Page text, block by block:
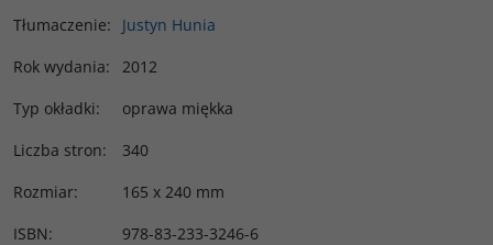
Tłumaczenie:
Justyn Hunia
Rok wydania:
2012
Typ okładki:
oprawa miękka
Liczba stron:
340
Rozmiar:
165 x 240 mm
ISBN: 978-83-233-3246-6